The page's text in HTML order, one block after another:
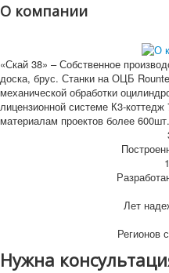
О компании
«Скай 38» – Собственное
доска, брус. Станки на ОЦБ
механической обработки
лицензионной системе К3-
материалам проектов более 600шт.
Лет
Регионов
Нужна